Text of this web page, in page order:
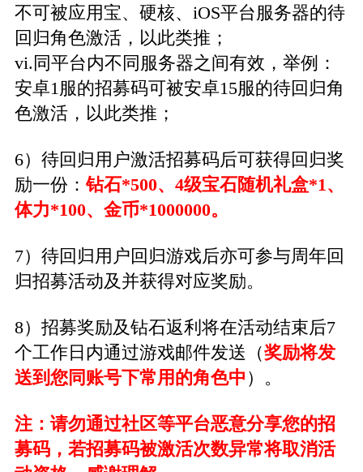
不可被应用宝、硬核、iOS平台服务器的待
回归角色激活，以此类推；
vi.同平台内不同服务器之间有效，举例：
安卓1服的招募码可被安卓15服的待回归角
色激活，以此类推；
6）待回归用户激活招募码后可获得回归奖
励一份：钻石*500、4级宝石随机礼盒*1、
体力*100、金币*1000000。
7）待回归用户回归游戏后亦可参与周年回
归招募活动及并获得对应奖励。
8）招募奖励及钻石返利将在活动结束后7
个工作日内通过游戏邮件发送（奖励将发
送到您同账号下常用的角色中 ）。
注：请勿通过社区等平台恶意分享您的招
募码，若招募码被激活次数异常将取消活